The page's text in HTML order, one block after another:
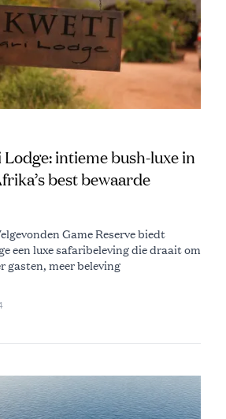
intieme bush-luxe in
best bewaarde
Game Reserve biedt
een luxe safaribeleving die draait om
gasten, meer beleving